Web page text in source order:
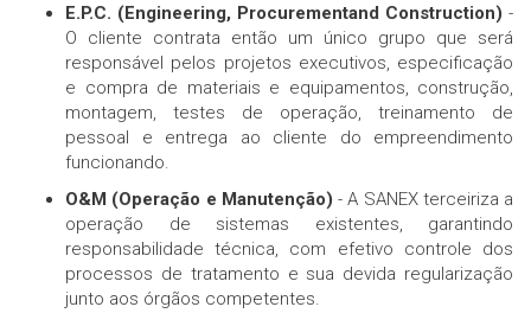
E.P.C. (Engineering, Procurementand Construction) -
O cliente contrata então um único grupo que será
responsável pelos projetos executivos, especificação
e compra de materiais e equipamentos, construção,
montagem, testes de operação, treinamento de
pessoal e entrega ao cliente do empreendimento
funcionando.
O&M (Operação e Manutenção) - A SANEX terceiriza a
operação de sistemas existentes, garantindo
responsabilidade técnica, com efetivo controle dos
processos de tratamento e sua devida regularização
junto aos órgãos competentes.